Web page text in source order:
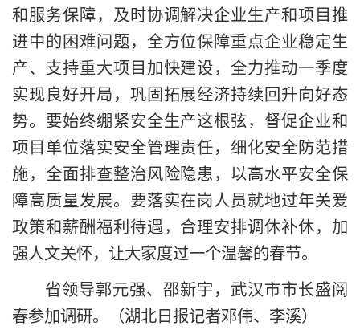
和服务保障，及时协调解决企业生产和项目推
进中的困难问题，全方位保障重点企业稳定生
产、支持重大项目加快建设，全力推动一季度
实现良好开局，巩固拓展经济持续回升向好态
势。要始终绷紧安全生产这根弦，督促企业和
项目单位落实安全管理责任，细化安全防范措
施，全面排查整治风险隐患，以高水平安全保
障高质量发展。要落实在岗人员就地过年关爱
政策和薪酬福利待遇，合理安排调休补休，加
强人文关怀，让大家度过一个温馨的春节。
省领导郭元强、邵新宇，武汉市市长盛阅
春参加调研。（湖北日报记者邓伟、李溪）